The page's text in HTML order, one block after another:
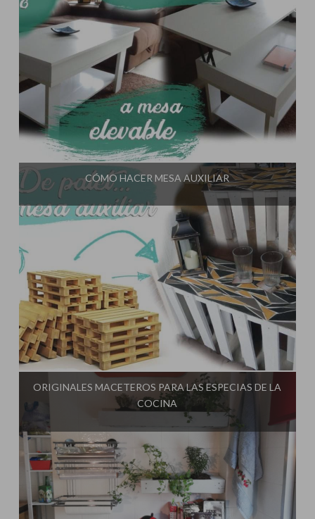
Influencer:El Taller de Ire
CÓMO HACER MESA AUXILIAR
Influencer:El Taller de Ire
ORIGINALES MACETEROS PARA LAS ESPECIAS DE LA
COCINA